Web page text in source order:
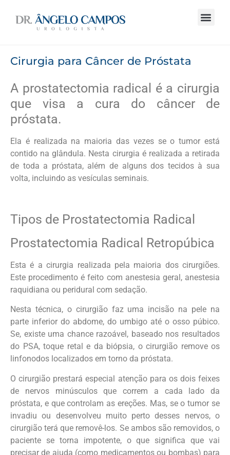
Cirurgia para Câncer de Próstata
A prostatectomia radical é a cirurgia
que visa a cura do câncer de
próstata.
Ela é realizada na maioria das vezes se o tumor está
contido na glândula. Nesta cirurgia é realizada a retirada
de toda a próstata, além de alguns dos tecidos à sua
volta, incluindo as vesículas seminais.
Tipos de Prostatectomia Radical
Prostatectomia Radical Retropúbica
Esta é a cirurgia realizada pela maioria dos cirurgiões.
Este procedimento é feito com anestesia geral, anestesia
raquidiana ou peridural com sedação.
Nesta técnica, o cirurgião faz uma incisão na pele na
parte inferior do abdome, do umbigo até o osso púbico.
Se, existe uma chance razoável, baseado nos resultados
do PSA, toque retal e da biópsia, o cirurgião remove os
linfonodos localizados em torno da próstata.
O cirurgião prestará especial atenção para os dois feixes
de nervos minúsculos que correm a cada lado da
próstata, e que controlam as ereções. Mas, se o tumor se
invadiu ou desenvolveu muito perto desses nervos, o
cirurgião terá que removê-los. Se ambos são removidos, o
paciente se torna impotente, o que significa que vai
precisar de ajuda (como medicamentos ou bombas) para